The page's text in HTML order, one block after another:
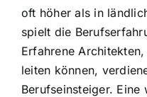
oft höher als in
spielt die
Erfahrene
leiten können,
Berufseinsteiger. Eine